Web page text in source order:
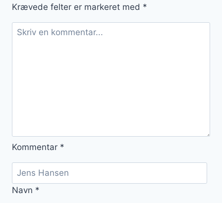
Krævede felter er markeret med *
Kommentar *
Navn *